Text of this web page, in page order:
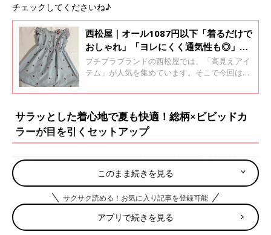
チェックしてくださいね♪
西松屋｜オール1087円以下「着るだけで
おしゃれ」「ヨレにくく通気性も◎」元
子ども服販売員ライター厳選★高見えア
イテム4選
プチプラブランドの西松屋では、「高見えアイ
テム」が人気を集めています。そこで今回は、
りな高見えアイテムをピックアップしました！
やおすすめコーデもお伝えしているので、ぜひ
チェックしてくださいね♪
サラッとした着心地で夏も快適！総柄×ビビッドカ
ラーが目を引くセットアップ
このまま続きを見る
サクサク読める！お気に入り記事を登録可能
アプリで続きを見る